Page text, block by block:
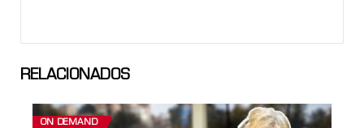
RELACIONADOS
ON DEMAND